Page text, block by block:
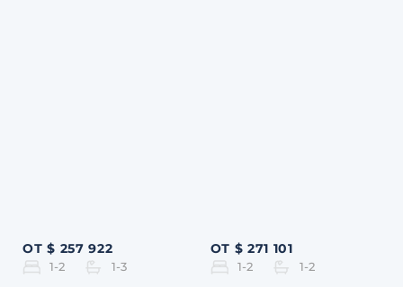
ОТ $ 257 922
1-2 1-3
ОТ $ 271 101
1-2 1-2